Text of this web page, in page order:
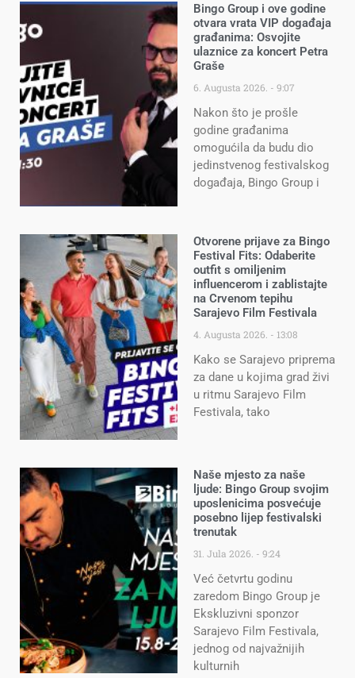
Bingo Group i ove godine
otvara vrata VIP događaja
građanima: Osvojite
ulaznice za koncert Petra
Graše
6. Augusta 2026. 9:07
Nakon što je prošle
godine građanima
omogućila da budu dio
jedinstvenog festivalskog
događaja, Bingo Group i
Otvorene prijave za Bingo
Festival Fits: Odaberite
outfit s omiljenim
influencerom i zablistajte
na Crvenom tepihu
Sarajevo Film Festivala
4. Augusta 2026. 13:08
Kako se Sarajevo priprema
za dane u kojima grad živi
u ritmu Sarajevo Film
Festivala, tako
Naše mjesto za naše
ljude: Bingo Group svojim
uposlenicima posvećuje
posebno lijep festivalski
trenutak
31. Jula 2026. 9:24
Već četvrtu godinu
zaredom Bingo Group je
Ekskluzivni sponzor
Sarajevo Film Festivala,
jednog od najvažnijih
kulturnih